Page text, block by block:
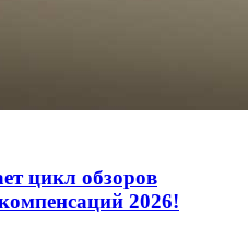
цикл обзоров
2026!